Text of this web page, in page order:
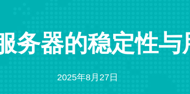
务器的稳定性与
2025年8月27日